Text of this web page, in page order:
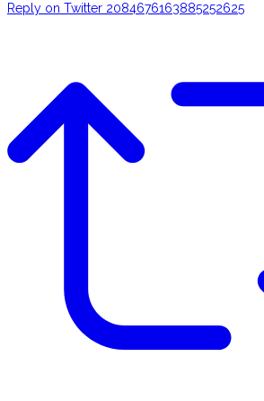
Reply on Twitter 2084676163885252625